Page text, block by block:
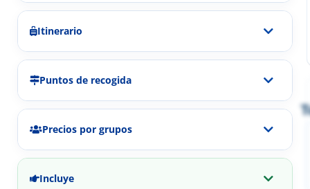
Itinerario
Puntos de recogida
Precios por grupos
Incluye